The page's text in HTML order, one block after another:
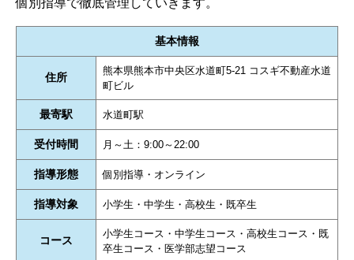
個別指導で徹底管理していきます。
基本情報
住所
熊本県熊本市中央区水道町5-21 コスギ不動産水道
町ビル
最寄駅 水道町駅
受付時間 月～土：9:00～22:00
指導形態 個別指導・オンライン
指導対象 小学生・中学生・高校生・既卒生
コース
小学生コース・中学生コース・高校生コース・既
卒生コース・医学部志望コース